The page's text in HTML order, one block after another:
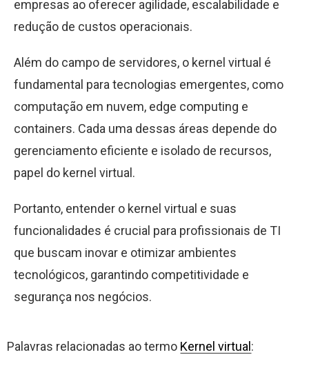
empresas ao oferecer agilidade, escalabilidade e
redução de custos operacionais.
Além do campo de servidores, o kernel virtual é
fundamental para tecnologias emergentes, como
computação em nuvem, edge computing e
containers. Cada uma dessas áreas depende do
gerenciamento eficiente e isolado de recursos,
papel do kernel virtual.
Portanto, entender o kernel virtual e suas
funcionalidades é crucial para profissionais de TI
que buscam inovar e otimizar ambientes
tecnológicos, garantindo competitividade e
segurança nos negócios.
Palavras relacionadas ao termo Kernel virtual: